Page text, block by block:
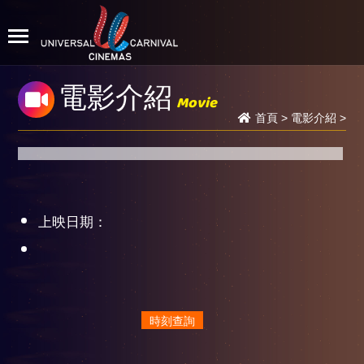
電影介紹 Movie
首頁> 電影介紹 >
上映日期：
時刻查詢